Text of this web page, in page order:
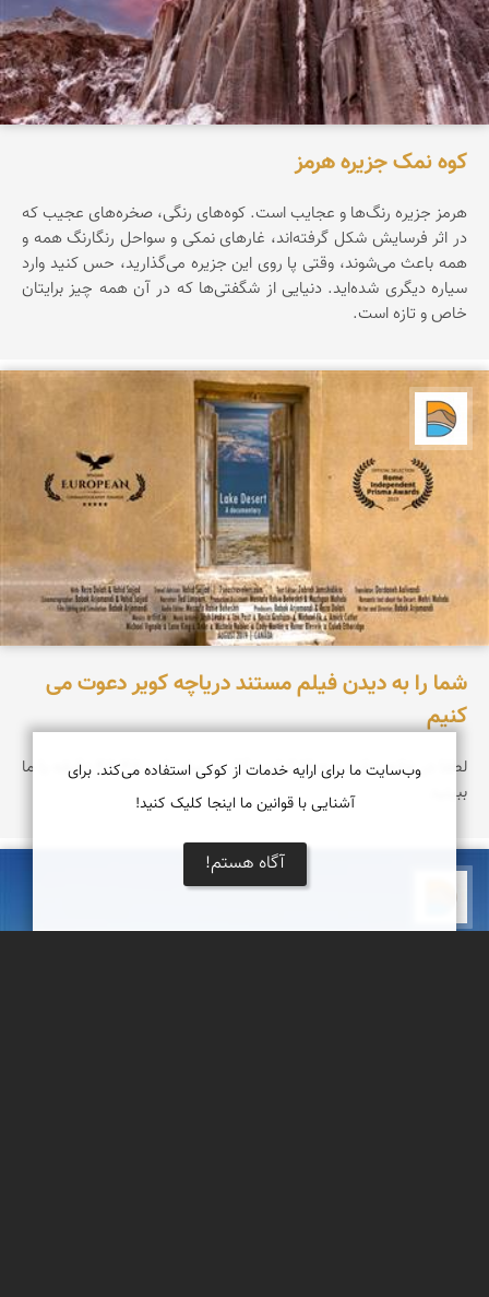
کوه نمک جزیره هرمز
هرمز جزیره‌ رنگ‌ها‌ و عجایب است. کوه‌های رنگی، صخره‌های عجیب که
در اثر فرسایش شکل گرفته‌اند، غارهای نمکی و سواحل رنگارنگ همه و
همه باعث می‌شوند، وقتی پا روی این جزیره می‌گذارید، حس کنید وارد
سیاره‌ دیگری شده‌اید. دنیایی از شگفتی‌ها که در آن همه چیز برایتان
خاص و تازه است.
شما را به دیدن فیلم مستند دریاچه کویر دعوت می
کنیم
لطفا در خانه بمانید و ۱۶۰۰ کیلومتر/۴ روز سفر را در ۴۵:۴۵ دقیقه با ما
ببینید
وب‌سایت ما برای ارایه خدمات از کوکی استفاده می‌کند. برای
آشنایی با قوانین ما اینجا کلیک کنید!
آگاه هستم!